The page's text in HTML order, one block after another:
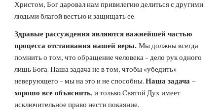
Христом, Бог даровал нам привилегию делиться с другими
людьми благой вестью и защищать ее.
Здравые рассуждения являются важнейшей частью
процесса отстаивания нашей веры. Мы должны всегда
помнить о том, что обращение человека – дело рук одного
лишь Бога. Наша задача не в том, чтобы «убедить»
неверующего – мы на это и не способны. Наша задача –
хорошо все объяснить, и только Святой Дух имеет
исключительное право нести покаяние.